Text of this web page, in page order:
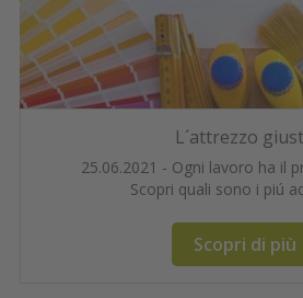
L´attrezzo
25.06.2021 - Ogni lavoro ha il
Scopri quali sono i piú
Scopri di più